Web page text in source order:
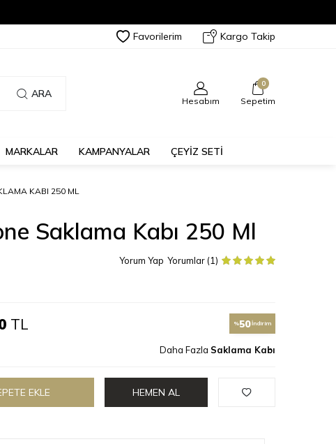
Favorilerim Kargo Takip
ARA
Hesabım
0
Sepetim
MARKALAR KAMPANYALAR ÇEYİZ SETİ
KABI 250 ML
Saklama Kabı 250 Ml
Yorum Yap Yorumlar (1)
TL %50İndirim
Daha Fazla Saklama Kabı
EKLE HEMEN AL